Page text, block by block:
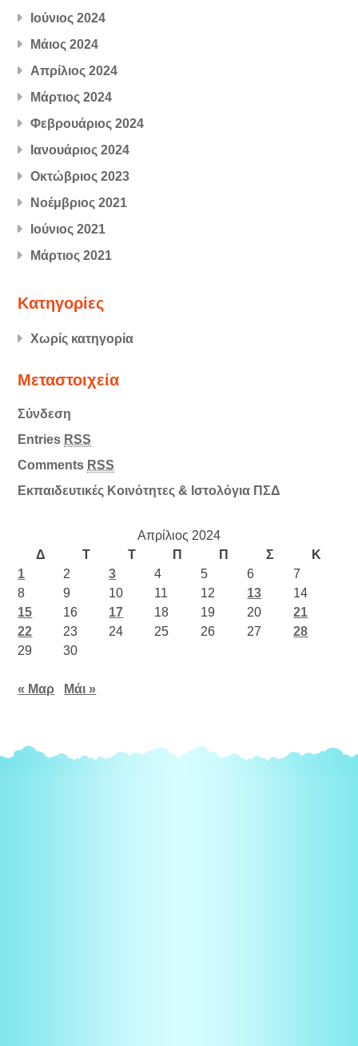
Ιούνιος 2024
Μάιος 2024
Απρίλιος 2024
Μάρτιος 2024
Φεβρουάριος 2024
Ιανουάριος 2024
Οκτώβριος 2023
Νοέμβριος 2021
Ιούνιος 2021
Μάρτιος 2021
Kατηγορίες
Χωρίς κατηγορία
Μεταστοιχεία
Σύνδεση
Entries RSS
Comments RSS
Εκπαιδευτικές Κοινότητες & Ιστολόγια ΠΣΔ
Απρίλιος 2024
Δ
Τ Τ Π Π Σ
Κ
1
2 3 4 5 6
7
8
9 10 11 12 13
14
15
16 17 18 19 20
21
22
23 24 25 26 27
28
29
30
« Μαρ Μάι »